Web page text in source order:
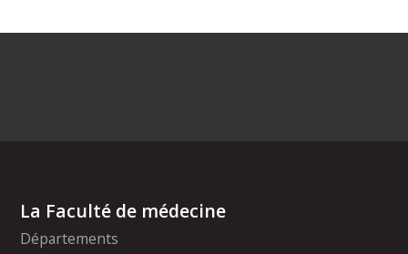
La Faculté de médecine
Départements